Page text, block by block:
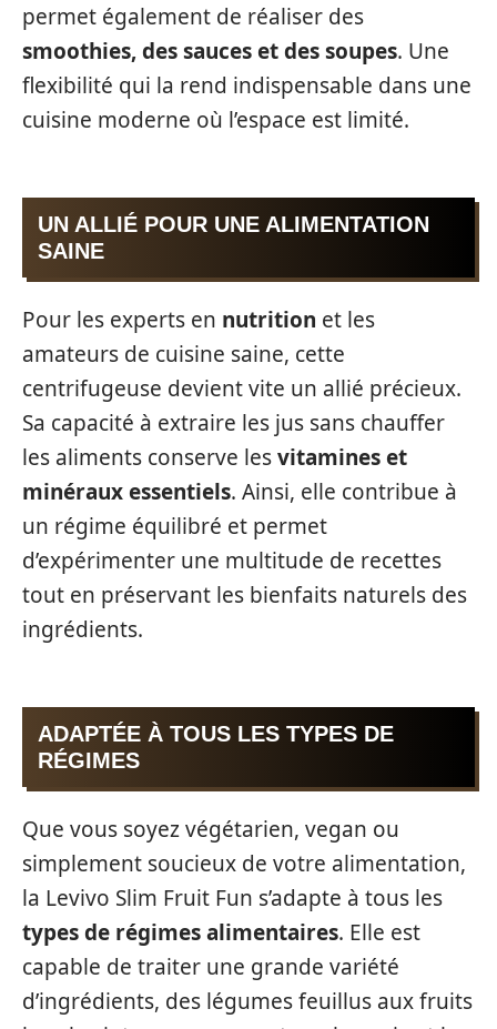
permet également de réaliser des
smoothies, des sauces et des soupes. Une
flexibilité qui la rend indispensable dans une
cuisine moderne où l’espace est limité.
UN ALLIÉ POUR UNE ALIMENTATION
SAINE
Pour les experts en nutrition et les
amateurs de cuisine saine, cette
centrifugeuse devient vite un allié précieux.
Sa capacité à extraire les jus sans chauffer
les aliments conserve lesvitamines et
minéraux essentiels. Ainsi, elle contribue à
un régime équilibré et permet
d’expérimenter une multitude de recettes
tout en préservant les bienfaits naturels des
ingrédients.
ADAPTÉE À TOUS LES TYPES DE
RÉGIMES
Que vous soyez végétarien, vegan ou
simplement soucieux de votre alimentation,
la Levivo Slim Fruit Fun s’adapte à tous les
types de régimes alimentaires. Elle est
capable de traiter une grande variété
d’ingrédients, des légumes feuillus aux fruits